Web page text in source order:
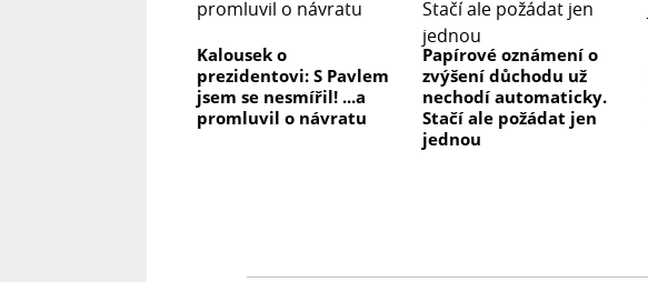
Kalousek o
prezidentovi: S Pavlem
jsem se nesmířil! ...a
promluvil o návratu
Papírové oznámení o
zvýšení důchodu už
nechodí automaticky.
Stačí ale požádat jen
jednou